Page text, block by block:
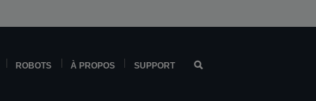
ROBOTS À PROPOS SUPPORT